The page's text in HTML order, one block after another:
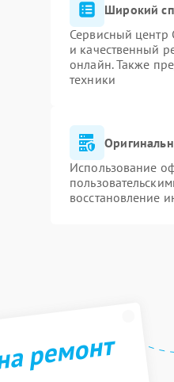
Широкий
Сервисный центр
и качественный
онлайн. Также
техники
Использование
восстановление